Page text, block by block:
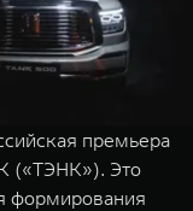
премьера
(«ТЭНК»). Это
формирования